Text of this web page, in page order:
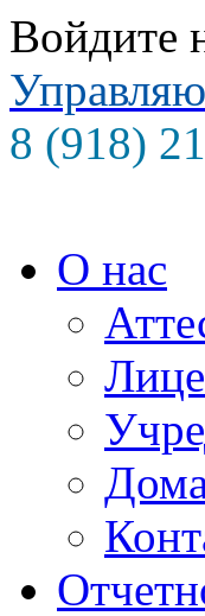
Войдите
8 (918)
О нас